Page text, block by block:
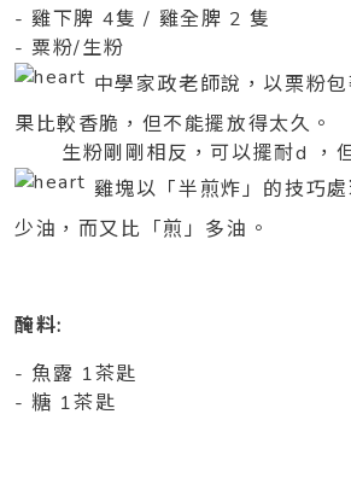
- 雞下脾 4隻 / 雞全脾 2 隻
- 粟粉/生粉
中學家政老師說，以栗粉
果比較香脆，但不能擺放得太久。
生粉剛剛相反，可以擺耐d ，但
雞塊以「半煎炸」的技巧處
少油，而又比「煎」多油。
醃料:
- 魚露 1茶匙
- 糖 1茶匙